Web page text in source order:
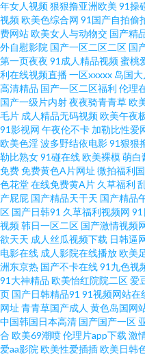
超碰人人男女 殴美一二三 91久久
利不卡 久久国内精品 91茄子豆包
老女人丝袜诱惑 综合色图网站 草
在线 影音先锋av无码 综合九九 国
线 九一在线网止 亚洲黄色视频久
产25页 天堂在线观看视频8 97超
韩精品综合网 91福利区 成人免费
页免费观看 91少妇网视频在线 久
品 色色日韩av 91视频线上网站 九
操91 欧美老女人 91tv视频 影音先
年女人视频狠狠撸亚洲欧美 91操
视频欧美色综合网 91国产自拍偷
费网站欧美女人与动物交 国产精
外自慰影院 国产一区二区二区 国
第一页夜夜 91成人精品视频蜜桃
利在线视频直播一区xxxxx 岛国
高清精品 国产一区二区福利 伦理
国产一级片内射夜夜骑青青草欧
毛片 成人精品无码视频欧美午夜
91影视网 午夜伦不卡 加勒比性爱
欧美色淫波多野结依电影91狠狠
勒比熟女91碰在线欧美裸模萌白
免费免费黄色A片网址 微拍福利
色花堂在线免费黄A片 久草福利
产屁屁 国产精品天干天 国产精品
区 国产日韩91 久草福利视频网 91
视频韩日一区二区 国产激情视频
欲天天 成人丝瓜视频下载 日韩逼
电影在线 成人影院在线播放欧美
洲东京热 国产不卡在线91九色视
91大神精品 欧美怡红院院二区爱
页 国产日韩精品91 91视频网站在
网址 青青草国产成人 黄色岛国网
中国韩国日本高清 国产国产一区
合 欧美69潮喷伦理片app下载 激
爱aa影院 欧美性爱插插欧美日韩